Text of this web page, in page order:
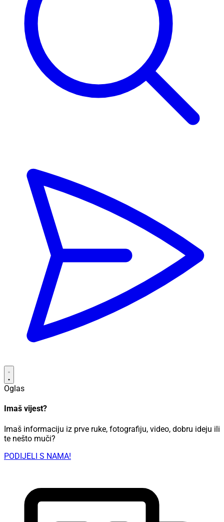
Oglas
Imaš vijest?
Imaš informaciju iz prve ruke, fotografiju, video, dobru ideju ili
te nešto muči?
PODIJELI S NAMA!